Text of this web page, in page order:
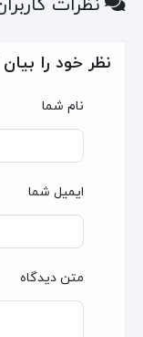
نظرات
نظر خود را
نام شما
ایمیل شما
متن دیدگاه